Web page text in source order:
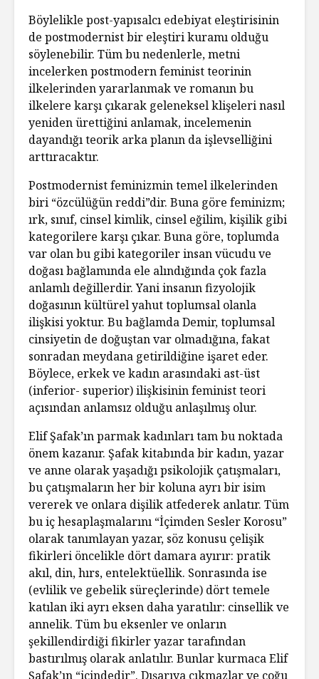
Böylelikle post-yapısalcı edebiyat eleştirisinin
de postmodernist bir eleştiri kuramı olduğu
söylenebilir. Tüm bu nedenlerle, metni
incelerken postmodern feminist teorinin
ilkelerinden yararlanmak ve romanın bu
ilkelere karşı çıkarak geleneksel klişeleri nasıl
yeniden ürettiğini anlamak, incelemenin
dayandığı teorik arka planın da işlevselliğini
arttıracaktır.
Postmodernist feminizmin temel ilkelerinden
biri “özcülüğün reddi”dir. Buna göre feminizm;
ırk, sınıf, cinsel kimlik, cinsel eğilim, kişilik gibi
kategorilere karşı çıkar. Buna göre, toplumda
var olan bu gibi kategoriler insan vücudu ve
doğası bağlamında ele alındığında çok fazla
anlamlı değillerdir. Yani insanın fizyolojik
doğasının kültürel yahut toplumsal olanla
ilişkisi yoktur. Bu bağlamda Demir, toplumsal
cinsiyetin de doğuştan var olmadığına, fakat
sonradan meydana getirildiğine işaret eder.
Böylece, erkek ve kadın arasındaki ast-üst
(inferior- superior) ilişkisinin feminist teori
açısından anlamsız olduğu anlaşılmış olur.
Elif Şafak’ın parmak kadınları tam bu noktada
önem kazanır. Şafak kitabında bir kadın, yazar
ve anne olarak yaşadığı psikolojik çatışmaları,
bu çatışmaların her bir koluna ayrı bir isim
vererek ve onlara dişilik atfederek anlatır. Tüm
bu iç hesaplaşmalarını “İçimden Sesler Korosu”
olarak tanımlayan yazar, söz konusu çelişik
fikirleri öncelikle dört damara ayırır: pratik
akıl, din, hırs, entelektüellik. Sonrasında ise
(evlilik ve gebelik süreçlerinde) dört temele
katılan iki ayrı eksen daha yaratılır: cinsellik ve
annelik. Tüm bu eksenler ve onların
şekillendirdiği fikirler yazar tarafından
bastırılmış olarak anlatılır. Bunlar kurmaca Elif
Şafak’ın “içindedir”. Dışarıya çıkmazlar ve çoğu